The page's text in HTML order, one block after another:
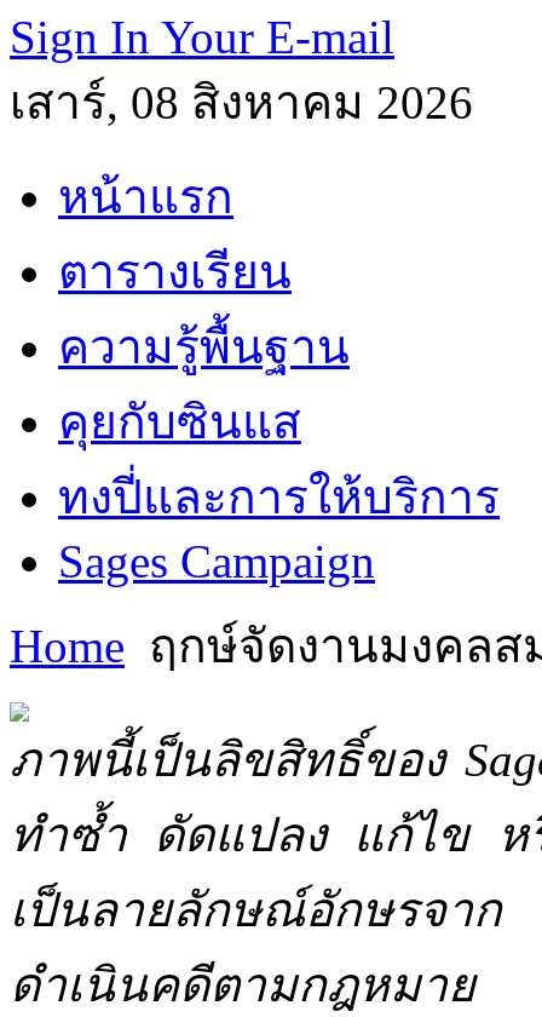
Sign In Your E-mail
เสาร์, 08 สิงหาคม 2026
หน้าแรก
ตารางเรียน
ความรู้พื้นฐาน
คุยกับซินแส
ทงปี่และการให้บริการ
Sages Campaign
Home ฤกษ์จัดงานมงคลส
ภาพนี้เป็นลิขสิทธิ์ของ
ทำซ้ำ ดัดแปลง แก้ไข ห
เป็นลายลักษณ์อักษรจาก
ดำเนินคดีตามกฎหมาย